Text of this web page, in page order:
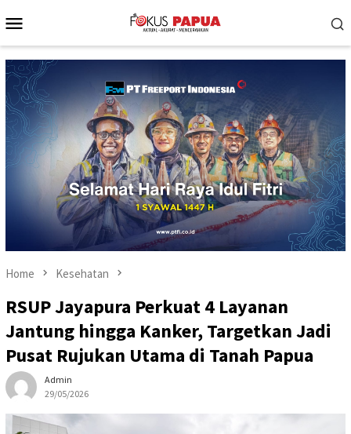
to
Menu
Home Kesehatan
RSUP Jayapura Perkuat 4 Layanan
Jantung hingga Kanker, Targetkan Jadi
Pusat Rujukan Utama di Tanah Papua
Admin
29/05/2026